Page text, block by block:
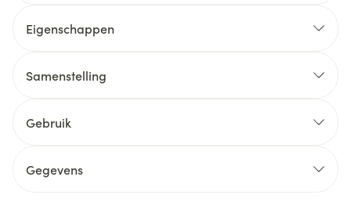
Eigenschappen
Samenstelling
Gebruik
Gegevens